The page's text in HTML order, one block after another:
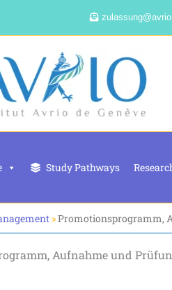
Study Pathways
»Promotionsprogramm,
Aufnahme und